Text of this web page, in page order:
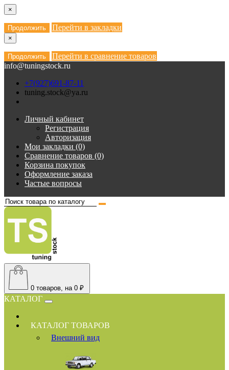
×
Продолжить Перейти в закладки
×
Продолжить
Перейти в сравнение товаров
info@tuningstock.ru
+7(927)691-87-11
tuning.stock@ya.ru
Личный кабинет
Регистрация
Авторизация
Мои закладки (0)
Сравнение товаров (0)
Корзина покупок
Оформление заказа
Частые вопросы
0 товаров, на 0 ₽
КАТАЛОГ
КАТАЛОГ ТОВАРОВ
Внешний вид